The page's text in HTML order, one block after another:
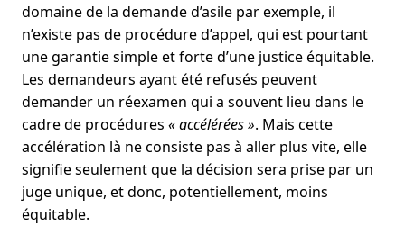
domaine de la demande d’asile par exemple, il
n’existe pas de procédure d’appel, qui est pourtant
une garantie simple et forte d’une justice équitable.
Les demandeurs ayant été refusés peuvent
demander un réexamen qui a souvent lieu dans le
cadre de procédures « accélérées ». Mais cette
accélération là ne consiste pas à aller plus vite, elle
signifie seulement que la décision sera prise par un
juge unique, et donc, potentiellement, moins
équitable.